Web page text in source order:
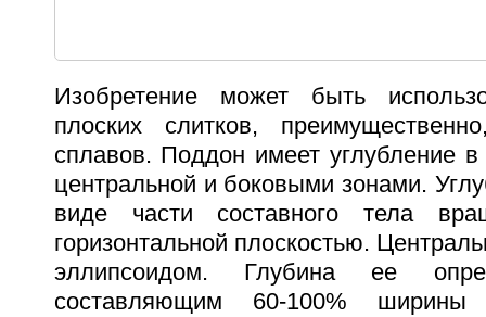
Изобретение может быть
плоских слитков,
сплавов. Поддон имеет углубление в
центральной и боковыми зонами.
виде части составного тела
горизонтальной плоскостью.
эллипсоидом. Глубина ее
составляющим 60-100%